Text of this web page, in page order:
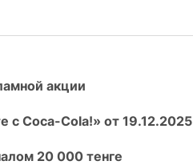
акции
с Coca-Cola!» от 19.12.2025
20 000 тенге